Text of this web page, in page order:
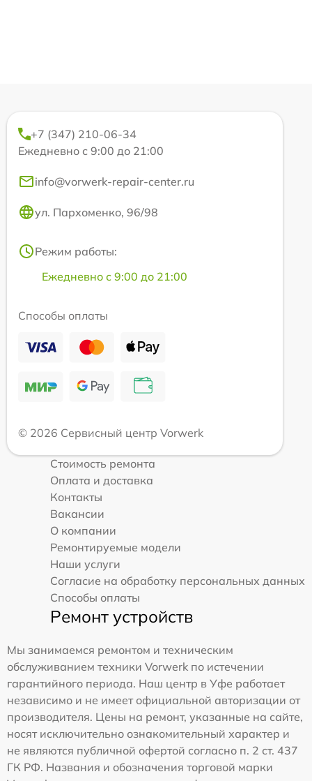
+7 (347) 210-06-34
Ежедневно с 9:00 до 21:00
info@vorwerk-repair-center.ru
ул. Пархоменко, 96/98
Режим работы:
Ежедневно с 9:00 до 21:00
Способы оплаты
© 2026 Сервисный центр Vorwerk
Стоимость ремонта
Оплата и доставка
Контакты
Вакансии
О компании
Ремонтируемые модели
Наши услуги
Согласие на обработку персональных данных
Способы оплаты
Ремонт устройств
Мы занимаемся ремонтом и техническим
обслуживанием техники Vorwerk по истечении
гарантийного периода. Наш центр в Уфе работает
независимо и не имеет официальной авторизации от
производителя. Цены на ремонт, указанные на сайте,
носят исключительно ознакомительный характер и
не являются публичной офертой согласно п. 2 ст. 437
ГК РФ. Названия и обозначения торговой марки